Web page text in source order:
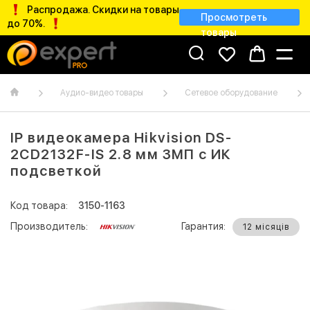
Распродажа. Скидки на товары
до 70%.
Просмотреть
товары
Аудио-видео товары Сетевое оборудование
IP видеокамера Hikvision DS-
2CD2132F-IS 2.8 мм 3МП с ИК
подсветкой
Код товара:
3150-1163
Производитель:
Гарантия: 12 місяців